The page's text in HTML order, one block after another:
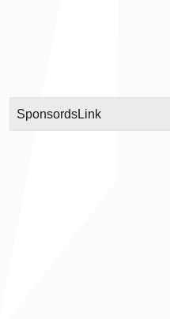
SponsordsLink